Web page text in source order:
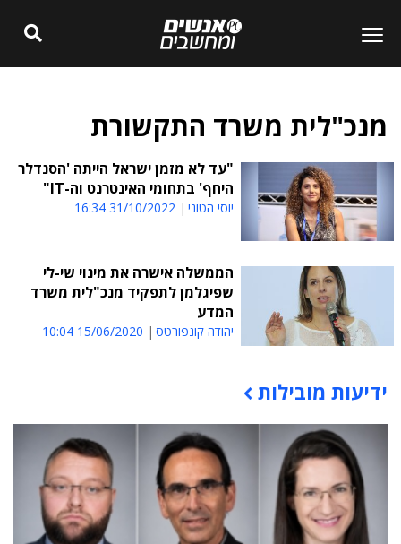
מנכ"לית משרד התקשורת
"עד לא מזמן ישראל הייתה 'הסנדלר
היחף' בתחומי האינטרנט וה-IT"
יוסי הטוני 31/10/2022 16:34
הממשלה אישרה את מינוי שי-לי
שפיגלמן לתפקיד מנכ"לית משרד
המדע
יהודה קונפורטס 15/06/2020 10:04
תוכן פרסומי
ידיעות מובילות